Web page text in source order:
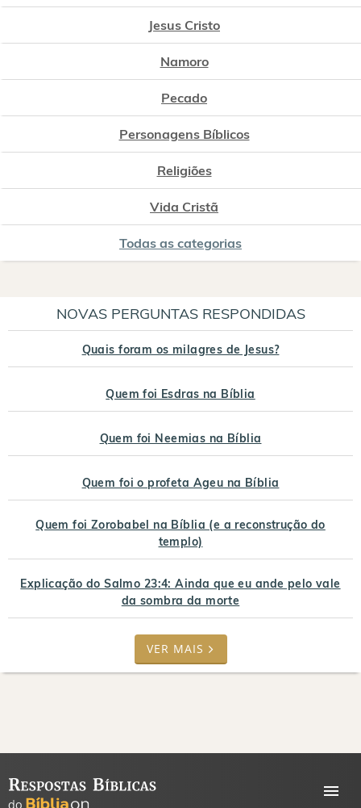
Jesus Cristo
Namoro
Pecado
Personagens Bíblicos
Religiões
Vida Cristã
Todas as categorias
NOVAS PERGUNTAS RESPONDIDAS
Quais foram os milagres de Jesus?
Quem foi Esdras na Bíblia
Quem foi Neemias na Bíblia
Quem foi o profeta Ageu na Bíblia
Quem foi Zorobabel na Bíblia (e a reconstrução do
templo)
Explicação do Salmo 23:4: Ainda que eu ande pelo vale
da sombra da morte
VER MAIS